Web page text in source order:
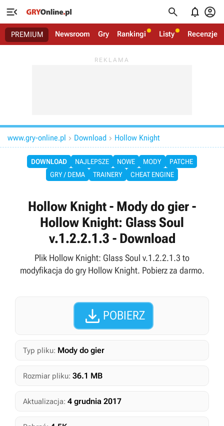
   
PREMIUM Newsroom Gry Rankingi Listy Recenzje
www.gry-online.pl  Download  Hollow Knight
DOWNLOAD NAJLEPSZE NOWE MODY
PATCHE
GRY / DEMA
TRAINERY CHEAT ENGINE
Hollow Knight - Mody do gier -
Hollow Knight: Glass Soul
v.1.2.2.1.3 - Download
Plik Hollow Knight: Glass Soul v.1.2.2.1.3 to
modyfikacja do gry Hollow Knight. Pobierz za darmo.
 POBIERZ
Typ pliku: Mody do gier
Rozmiar pliku: 36.1 MB
Aktualizacja: 4 grudnia 2017